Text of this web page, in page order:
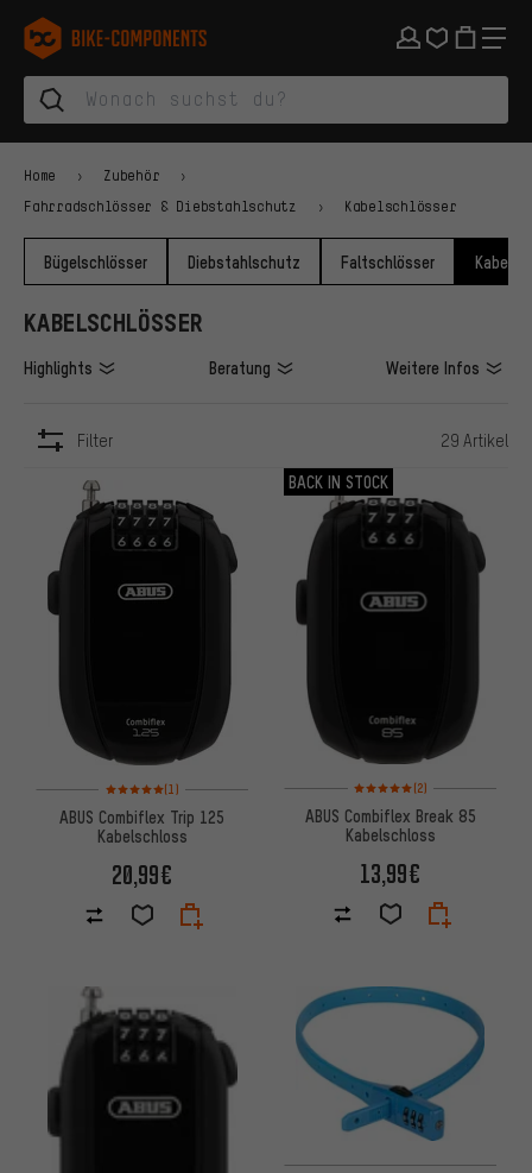
Zur Hauptnavigation springen
Zur Kategorienavigation springen
Zum Inhalt springen
Zu Marken und Newsletter springen
Zur Fußzeile springen
bike-components.de Startseite
Home Zubehör
Fahrradschlösser & Diebstahlschutz Kabelschlösser
Bügelschlösser Diebstahlschutz Faltschlösser
KABELSCHLÖSSER
Highlights Beratung Weitere Infos
Filter 29 Artikel
ARTIKEL
Bewertungen: 5 von 5 basierend auf 1 Bewertungen
(1)
ABUS Combiflex Trip 125
Kabelschloss
20,99€
BACK IN STOCK
Bewertungen: 5 von 5
(2)
ABUS Combiflex Break 85
Kabelschloss
13,99€